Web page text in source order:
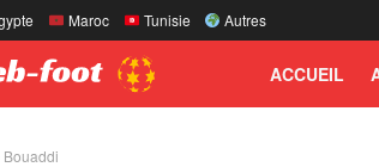
Maroc Tunisie Autres
ACCUEIL